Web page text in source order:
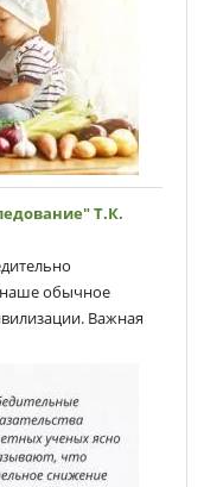
Т.К.
обычное
Важная